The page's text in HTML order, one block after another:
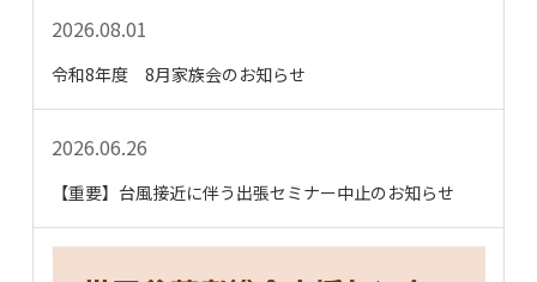
2026.08.01
令和8年度 8月家族会のお知らせ
2026.06.26
【重要】台風接近に伴う出張セミナー中止のお知らせ